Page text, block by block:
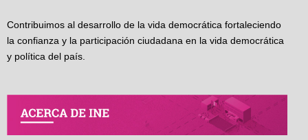
Contribuimos al desarrollo de la vida democrática fortaleciendo
la confianza y la participación ciudadana en la vida democrática
y política del país.